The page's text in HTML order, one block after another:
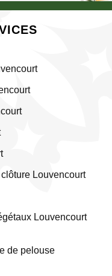
Louvencourt
Louvencourt
de pelouse